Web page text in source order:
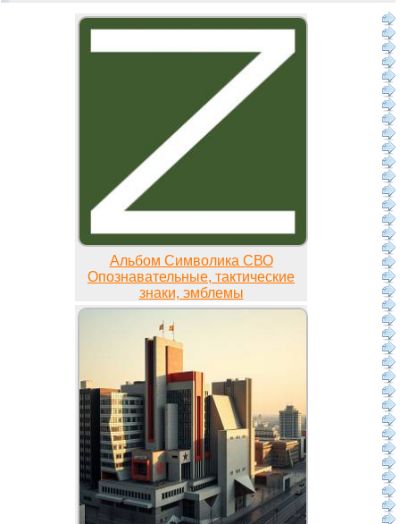
Альбом Символика СВО
Опознавательные, тактические
знаки, эмблемы